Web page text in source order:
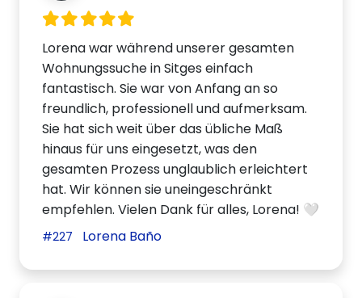
Lorena war während unserer gesamten
Wohnungssuche in Sitges einfach
fantastisch. Sie war von Anfang an so
freundlich, professionell und aufmerksam.
Sie hat sich weit über das übliche Maß
hinaus für uns eingesetzt, was den
gesamten Prozess unglaublich erleichtert
hat. Wir können sie uneingeschränkt
empfehlen. Vielen Dank für alles, Lorena! 🤍
#227 Lorena Baño